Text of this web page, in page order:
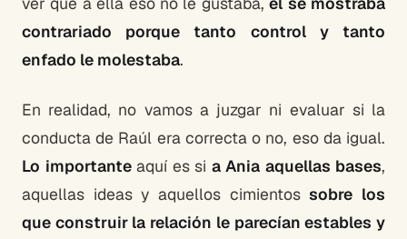
contrariado porque tanto control y tanto
enfado le molestaba.
En realidad, no vamos a juzgar ni evaluar si la
conducta de Raúl era correcta o no, eso da igual.
Lo importanteaquí es si a Ania aquellas bases,
aquellas ideas y aquellos cimientossobre los
que construir la relación le parecían estables y